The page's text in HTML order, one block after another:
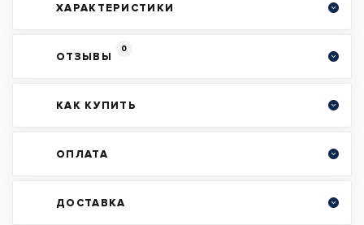
ХАРАКТЕРИСТИКИ
ОТЗЫВЫ
0
КАК КУПИТЬ
ОПЛАТА
ДОСТАВКА